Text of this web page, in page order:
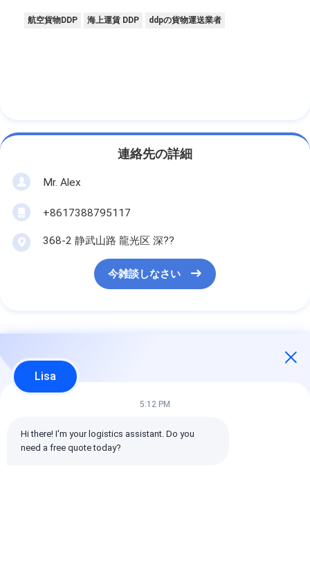
航空貨物DDP 海上運賃 DDP ddpの貨物運送業者
連絡先の詳細
Mr. Alex
+8617388795117
368-2 静武山路 龍光区 深??
今雑談しなさい
Lisa
5:12 PM
Hi there! I'm your logistics assistant. Do you
need a free quote today?